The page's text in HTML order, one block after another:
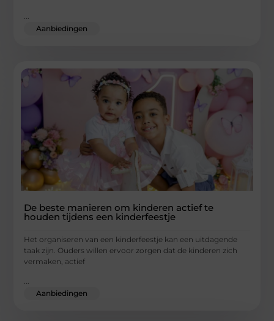
...
Aanbiedingen
De beste manieren om kinderen actief te
houden tijdens een kinderfeestje
Het organiseren van een kinderfeestje kan een uitdagende
taak zijn. Ouders willen ervoor zorgen dat de kinderen zich
vermaken, actief
...
Aanbiedingen